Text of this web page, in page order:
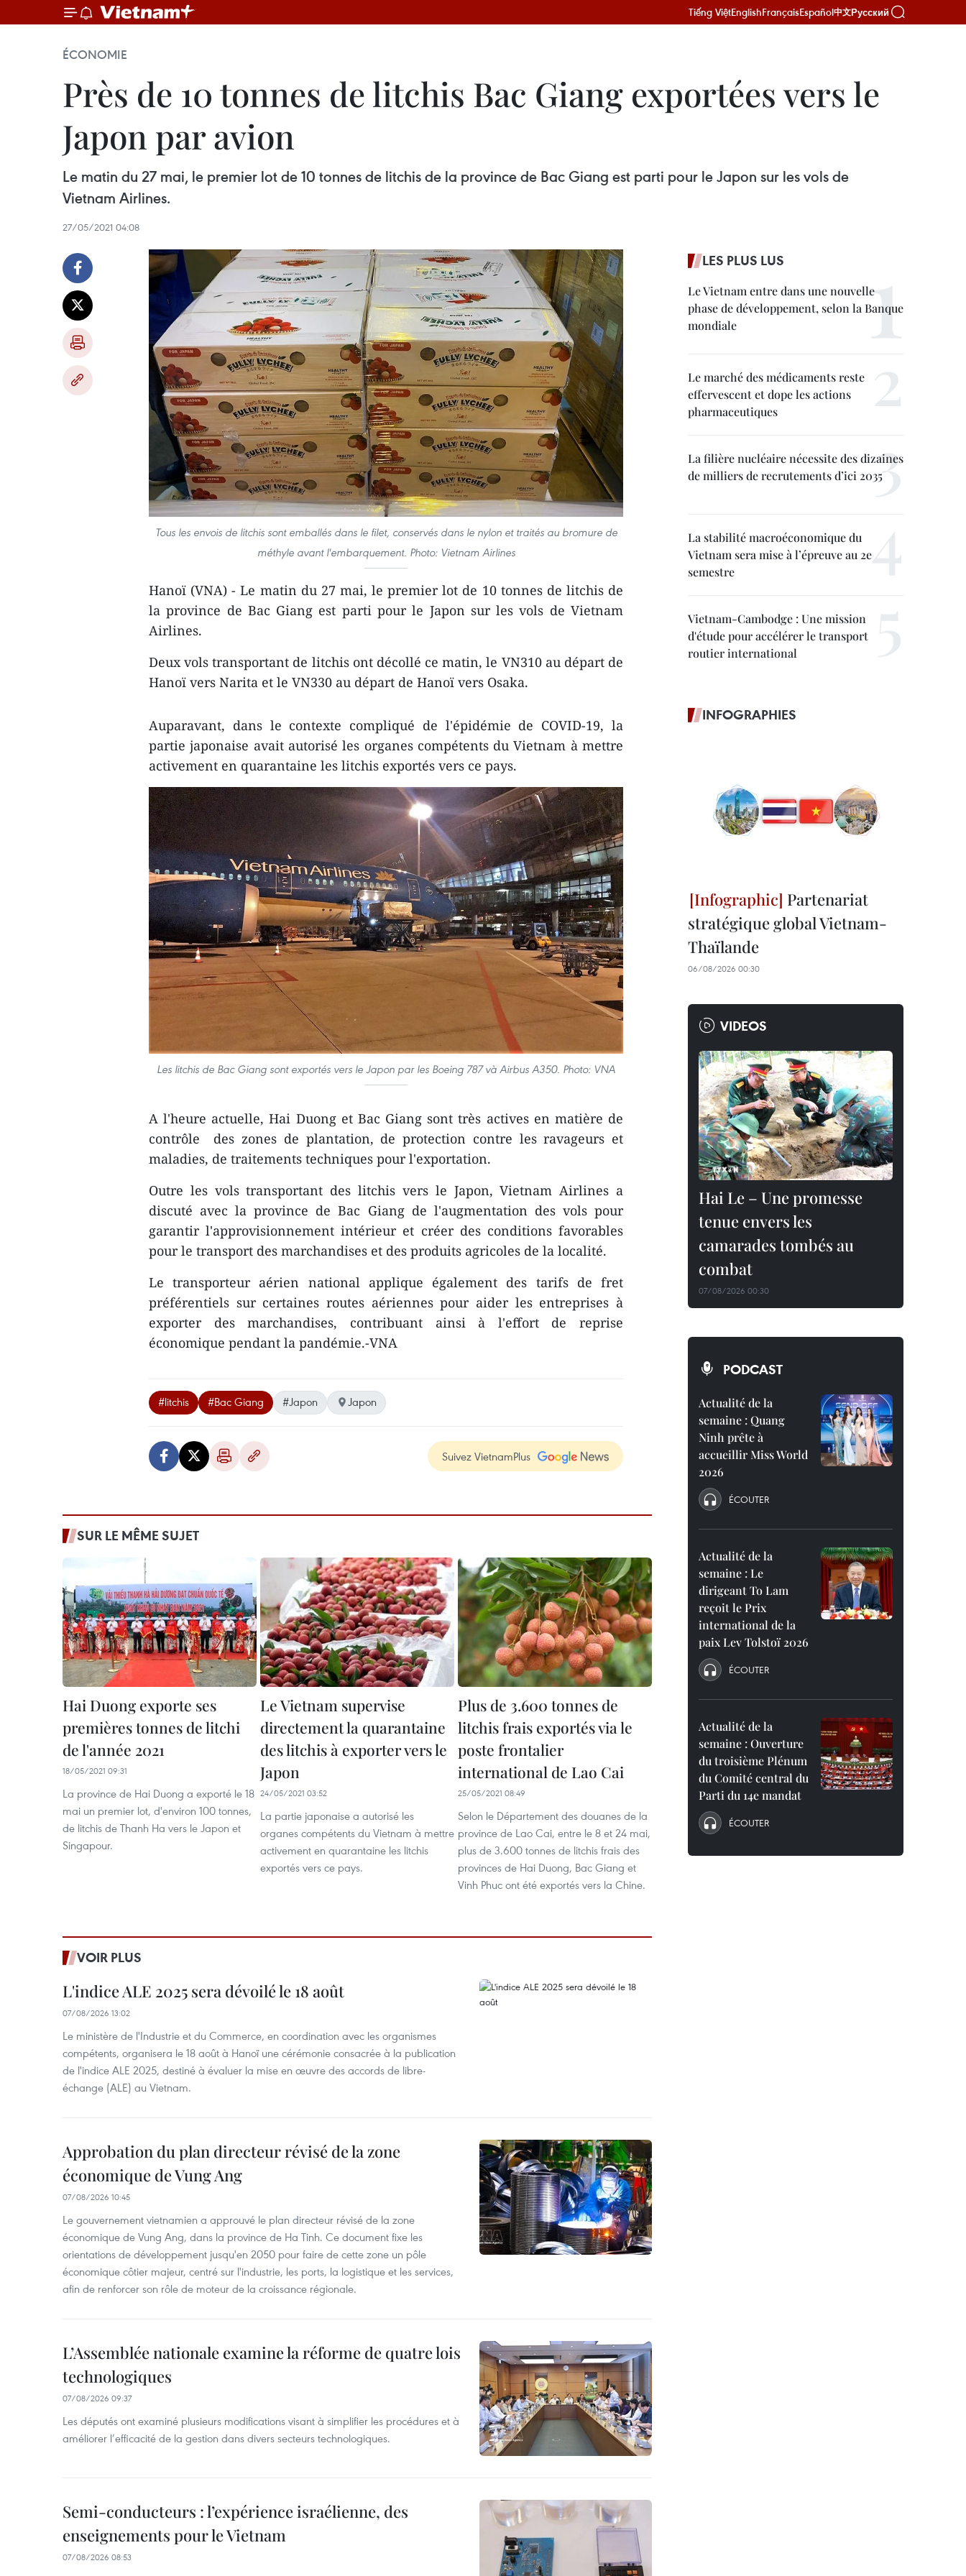
Tiếng ViệtEnglishFrançaisEspañol中文Русский
ÉCONOMIE
Près de 10 tonnes de litchis Bac Giang exportées vers le
Japon par avion
Le matin du 27 mai, le premier lot de 10 tonnes de litchis de la province de Bac Giang est parti pour le Japon sur les vols de
Vietnam Airlines.
27/05/2021 04:08
Tous les envois de litchis sont emballés dans le filet, conservés dans le nylon et traités au bromure de
méthyle avant l'embarquement. Photo: Vietnam Airlines
Hanoï (VNA) - Le matin du 27 mai, le premier lot de 10 tonnes de litchis de
la province de Bac Giang est parti pour le Japon sur les vols de Vietnam
Airlines.
Deux vols transportant de litchis ont décollé ce matin, le VN310 au départ de
Hanoï vers Narita et le VN330 au départ de Hanoï vers Osaka.
Auparavant, dans le contexte compliqué de l'épidémie de COVID-19, la
partie japonaise avait autorisé les organes compétents du Vietnam à mettre
activement en quarantaine les litchis exportés vers ce pays.
Les litchis de Bac Giang sont exportés vers le Japon par les Boeing 787 và Airbus A350. Photo: VNA
A l'heure actuelle, Hai Duong et Bac Giang sont très actives en matière de
contrôle des zones de plantation, de protection contre les ravageurs et
maladies, de traitements techniques pour l'exportation.
Outre les vols transportant des litchis vers le Japon, Vietnam Airlines a
discuté avec la province de Bac Giang de l'augmentation des vols pour
garantir l'approvisionnement intérieur et créer des conditions favorables
pour le transport des marchandises et des produits agricoles de la localité.
Le transporteur aérien national applique également des tarifs de fret
préférentiels sur certaines routes aériennes pour aider les entreprises à
exporter des marchandises, contribuant ainsi à l'effort de reprise
économique pendant la pandémie.-VNA
#litchis #Bac Giang #Japon Japon
Suivez VietnamPlus
SUR LE MÊME SUJET
Hai Duong exporte ses
premières tonnes de litchi
de l'année 2021
18/05/2021 09:31
La province de Hai Duong a exporté le 18
mai un premier lot, d'environ 100 tonnes,
de litchis de Thanh Ha vers le Japon et
Singapour.
Le Vietnam supervise
directement la quarantaine
des litchis à exporter vers le
Japon
24/05/2021 03:52
La partie japonaise a autorisé les
organes compétents du Vietnam à mettre
activement en quarantaine les litchis
exportés vers ce pays.
Plus de 3.600 tonnes de
litchis frais exportés via le
poste frontalier
international de Lao Cai
25/05/2021 08:49
Selon le Département des douanes de la
province de Lao Cai, entre le 8 et 24 mai,
plus de 3.600 tonnes de litchis frais des
provinces de Hai Duong, Bac Giang et
Vinh Phuc ont été exportés vers la Chine.
VOIR PLUS
L'indice ALE 2025 sera dévoilé le 18 août
07/08/2026 13:02
Le ministère de l'Industrie et du Commerce, en coordination avec les organismes
compétents, organisera le 18 août à Hanoï une cérémonie consacrée à la publication
de l'indice ALE 2025, destiné à évaluer la mise en œuvre des accords de libre-
échange (ALE) au Vietnam.
Approbation du plan directeur révisé de la zone
économique de Vung Ang
07/08/2026 10:45
Le gouvernement vietnamien a approuvé le plan directeur révisé de la zone
économique de Vung Ang, dans la province de Ha Tinh. Ce document fixe les
orientations de développement jusqu'en 2050 pour faire de cette zone un pôle
économique côtier majeur, centré sur l'industrie, les ports, la logistique et les services,
afin de renforcer son rôle de moteur de la croissance régionale.
L’Assemblée nationale examine la réforme de quatre lois
technologiques
07/08/2026 09:37
Les députés ont examiné plusieurs modifications visant à simplifier les procédures et à
améliorer l’efficacité de la gestion dans divers secteurs technologiques.
Semi-conducteurs : l’expérience israélienne, des
enseignements pour le Vietnam
07/08/2026 08:53
LES PLUS LUS
Le Vietnam entre dans une nouvelle
phase de développement, selon la Banque
mondiale
Le marché des médicaments reste
effervescent et dope les actions
pharmaceutiques
La filière nucléaire nécessite des dizaines
de milliers de recrutements d’ici 2035
La stabilité macroéconomique du
Vietnam sera mise à l’épreuve au 2e
semestre
Vietnam-Cambodge : Une mission
d'étude pour accélérer le transport
routier international
INFOGRAPHIES
Partenariat
stratégique global Vietnam-
Thaïlande
06/08/2026 00:30
VIDEOS
Hai Le – Une promesse
tenue envers les
camarades tombés au
combat
07/08/2026 00:30
PODCAST
Actualité de la
semaine : Quang
Ninh prête à
accueillir Miss World
2026
ÉCOUTER
Actualité de la
semaine : Le
dirigeant To Lam
reçoit le Prix
international de la
paix Lev Tolstoï 2026
ÉCOUTER
Actualité de la
semaine : Ouverture
du troisième Plénum
du Comité central du
Parti du 14e mandat
ÉCOUTER